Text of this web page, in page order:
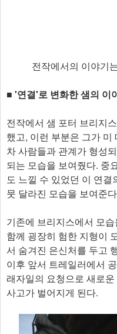
전작에서의 이야기
■ '연결'로 변화한 샘의 이
전작에서 샘 포터 브리지
했고, 이런 부분은 그가
차 사람들과 관계가 형성
되는 모습을 보여줬다. 중
도 느낄 수 있었던 이 연
뭇 달라진 모습을 보여준
기존에 브리지스에서 모
함께 굉장히 험한 지형이
서 숨겨진 은신처를 두고
이후 앞서 트레일러에서
래자일의 요청으로 새로
사고가 벌어지게 된다.